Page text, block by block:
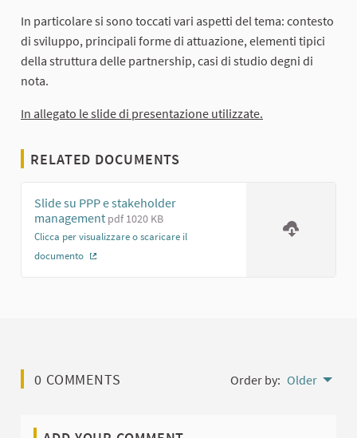
In particolare si sono toccati vari aspetti del tema: contesto
di sviluppo, principali forme di attuazione, elementi tipici
della struttura delle partnership, casi di studio degni di
nota.
In allegato le slide di presentazione utilizzate.
RELATED DOCUMENTS
Slide su PPP e stakeholder
management pdf 1020 KB
Clicca per visualizzare o scaricare il
documento
0 COMMENTS Order by: Older